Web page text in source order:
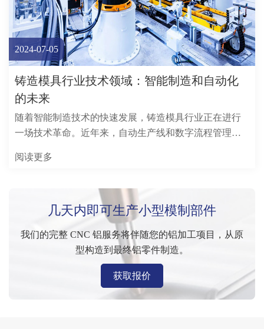
2024-07-05
铸造模具行业技术领域：智能制造和自动化
的未来
随着智能制造技术的快速发展，铸造模具行业正在进行
一场技术革命。近年来，自动生产线和数字流程管理已
中。
阅读更多
几天内即可生产小型模制部件
我们的完整 CNC 铝服务将伴随您的铝加工项目，从原
型构造到最终铝零件制造。
获取报价